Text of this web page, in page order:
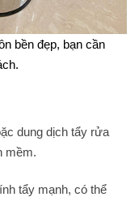
bền đẹp, bạn cần
dung dịch tẩy rửa
mềm.
tẩy mạnh, có thể